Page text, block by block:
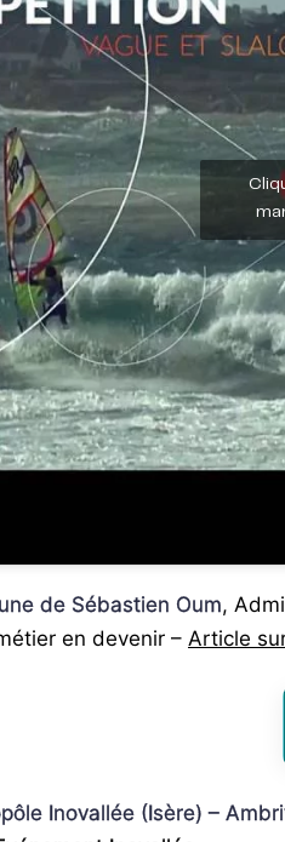
de Sébastien Oum,
en devenir – Article
Inovallée (Isère) –